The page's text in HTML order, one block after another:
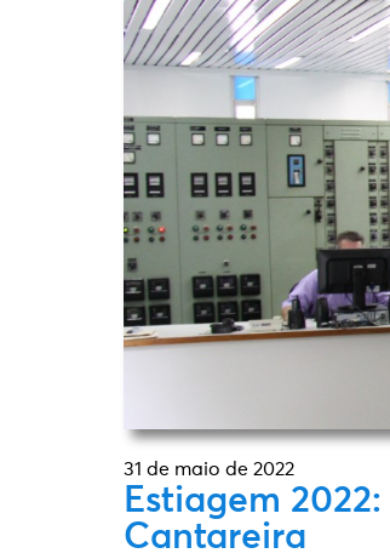
31 de maio de 2022
Estiagem
Cantareira